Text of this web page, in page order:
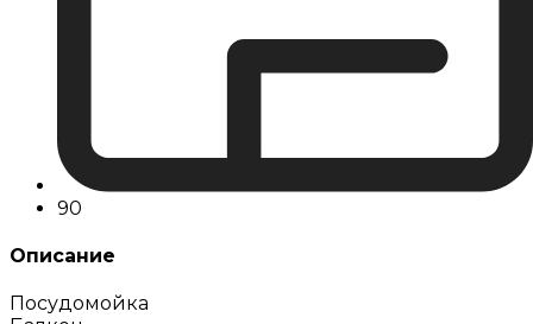
90
Описание
Посудомойка